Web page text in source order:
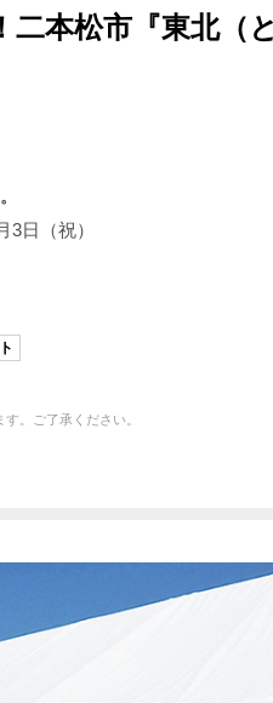
二本松市『東北（
3日（祝）
。ご了承ください。